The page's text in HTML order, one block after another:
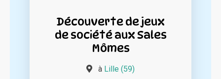
Découverte de jeux
de société aux Sales
Mômes
à Lille (59)